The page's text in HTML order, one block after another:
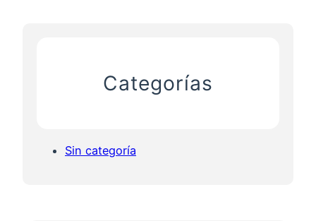
Categorías
Sin categoría